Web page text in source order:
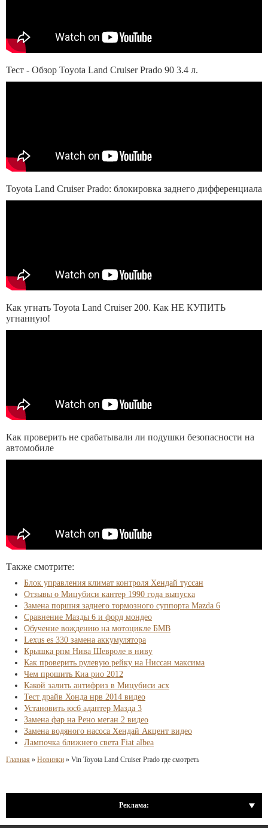
Тест - Обзор Toyota Land Cruiser Prado 90 3.4 л.
Toyota Land Cruiser Prado: блокировка заднего дифференциала
Как угнать Toyota Land Cruiser 200. Как НЕ КУПИТЬ
угнанную!
Как проверить не срабатывали ли подушки безопасности на
автомобиле
Также смотрите:
Блок управления климат контроля Хендай туссан
Отзывы о Мицубиси кантер 1990 года выпуска
Замена поршня заднего тормозного суппорта Mazda 6
Сравнение Мазды 6 и форд мондео
Обучение вождению на мотоцикле БМВ
Lexus es 330 замена аккумулятора
Крышка рпм Нива Шевроле в ниву
Как проверить рулевую рейку на Ниссан максима
Чем прошить Киа рио 2012
Какой залить антифриз в Мицубиси асх
Тест драйв Хонда нрв 2014 видео
Установить юсб адаптер Мазда 3
Замена фар на Рено меган 2 видео
Замена водяного насоса Хендай Акцент видео
Лампочка ближнего света Fiat albea
Главная » Новинки » Vin Toyota Land Cruiser Prado где смотреть
Реклама: